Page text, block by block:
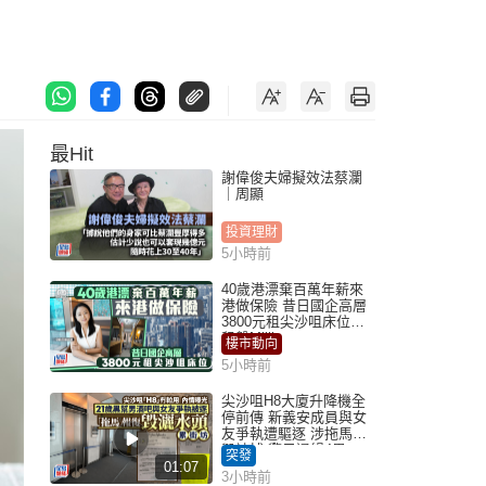
最Hit
謝偉俊夫婦擬效法蔡瀾
｜周顯
投資理財
5小時前
40歲港漂棄百萬年薪來
港做保險 昔日國企高層
3800元租尖沙咀床位｜
租盤Million
樓市動向
5小時前
01:07
尖沙咀H8大廈升降機全
停前傳 新義安成員與女
友爭執遭驅逐 涉拖馬刑
毀被捕 警另通緝4男
突發
3小時前